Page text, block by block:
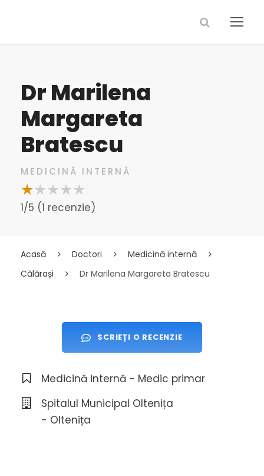
Dr Marilena
Margareta
Bratescu
MEDICINĂ INTERNĂ
1/5 (1 recenzie)
Acasă Doctori
Medicină internă
Călărași
Dr Marilena Margareta Bratescu
SCRIEȚI O RECENZIE
Medicină internă - Medic primar
Spitalul Municipal Oltenița
- Oltenița